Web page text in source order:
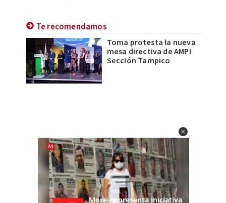
Te recomendamos
Toma protesta la nueva
mesa directiva de AMPI
Sección Tampico